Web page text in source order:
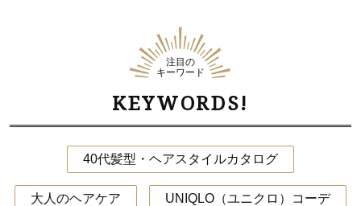
注目の
キーワード
KEYWORDS!
40代髪型・ヘアスタイルカタログ
大人のヘアケア UNIQLO（ユニクロ）コーデ